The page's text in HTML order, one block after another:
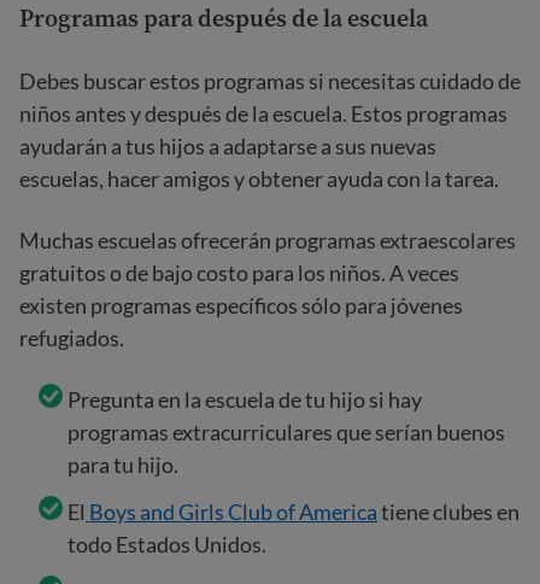
Programas para después de la escuela
Debes buscar estos programas si necesitas cuidado de
niños antes y después de la escuela. Estos programas
ayudarán a tus hijos a adaptarse a sus nuevas
escuelas, hacer amigos y obtener ayuda con la tarea.
Muchas escuelas ofrecerán programas extraescolares
gratuitos o de bajo costo para los niños. A veces
existen programas específicos sólo para jóvenes
refugiados.
Pregunta en la escuela de tu hijo si hay
programas extracurriculares que serían buenos
para tu hijo.
El Boys and Girls Club of Americatiene clubes en
todo Estados Unidos.